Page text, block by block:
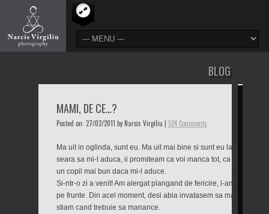
BLOG
MAMI, DE CE…?
Posted on: 27/02/2011 by Narcis Virgiliu | 524 Comments
Ma uit in oglinda, sunt eu. Ma uit mai bine si sunt eu la 6 ani. Ma
seara sa mi-l aduca, ii promiteam ca voi manca tot, ca ma voi
un copil mai bun daca mi-l aduce.
Si-ntr-o zi a venit! Am alergat plangand de fericire, l-am strans la
pe frunte. Din acel moment, desi abia invatasem sa ma ghidez
stiam cand trebuie sa manance.